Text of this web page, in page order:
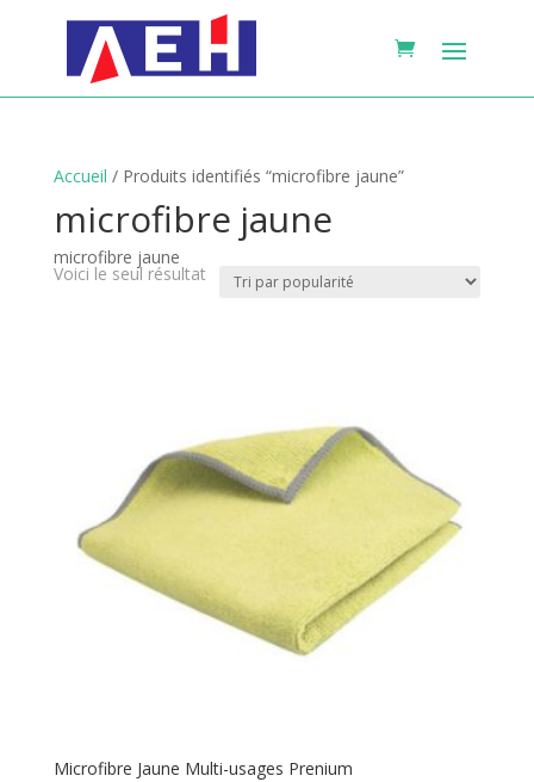
Accueil / Produits identifiés “microfibre jaune”
microfibre jaune
microfibre jaune
Voici le seul résultat
Microfibre Jaune Multi-usages Prenium